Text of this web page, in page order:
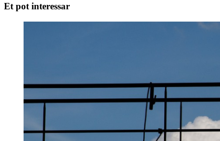
Et pot interessar